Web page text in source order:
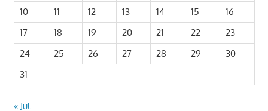
10
11 12 13 14 15
16
17
18 19 20 21 22
23
24
25 26 27 28 29
30
31
« Jul